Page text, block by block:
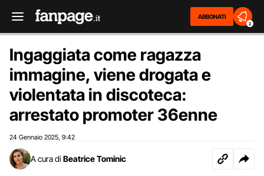
ABBONATI
2
Ingaggiata come ragazza
immagine, viene drogata e
violentata in discoteca:
arrestato promoter 36enne
24 Gennaio 2025 9:42
A cura di Beatrice Tominic